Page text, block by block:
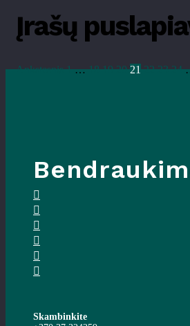
Įrašų
Ankstesnis 1 … 18 19 20 21 22 23 24
Skambinkite